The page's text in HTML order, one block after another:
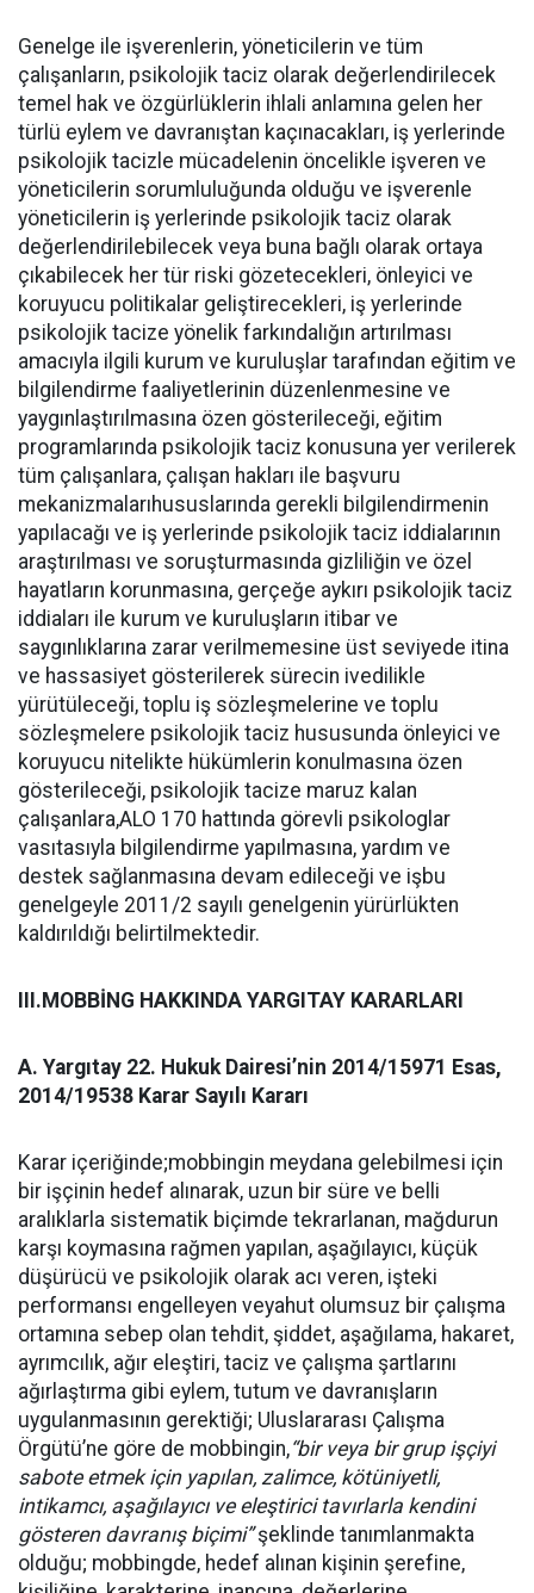
Genelge ile işverenlerin, yöneticilerin ve tüm
çalışanların, psikolojik taciz olarak değerlendirilecek
temel hak ve özgürlüklerin ihlali anlamına gelen her
türlü eylem ve davranıştan kaçınacakları, iş yerlerinde
psikolojik tacizle mücadelenin öncelikle işveren ve
yöneticilerin sorumluluğunda olduğu ve işverenle
yöneticilerin iş yerlerinde psikolojik taciz olarak
değerlendirilebilecek veya buna bağlı olarak ortaya
çıkabilecek her tür riski gözetecekleri, önleyici ve
koruyucu politikalar geliştirecekleri, iş yerlerinde
psikolojik tacize yönelik farkındalığın artırılması
amacıyla ilgili kurum ve kuruluşlar tarafından eğitim ve
bilgilendirme faaliyetlerinin düzenlenmesine ve
yaygınlaştırılmasına özen gösterileceği, eğitim
programlarında psikolojik taciz konusuna yer verilerek
tüm çalışanlara, çalışan hakları ile başvuru
mekanizmalarıhususlarında gerekli bilgilendirmenin
yapılacağı ve iş yerlerinde psikolojik taciz iddialarının
araştırılması ve soruşturmasında gizliliğin ve özel
hayatların korunmasına, gerçeğe aykırı psikolojik taciz
iddiaları ile kurum ve kuruluşların itibar ve
saygınlıklarına zarar verilmemesine üst seviyede itina
ve hassasiyet gösterilerek sürecin ivedilikle
yürütüleceği, toplu iş sözleşmelerine ve toplu
sözleşmelere psikolojik taciz hususunda önleyici ve
koruyucu nitelikte hükümlerin konulmasına özen
gösterileceği, psikolojik tacize maruz kalan
çalışanlara,ALO 170 hattında görevli psikologlar
vasıtasıyla bilgilendirme yapılmasına, yardım ve
destek sağlanmasına devam edileceği ve işbu
genelgeyle 2011/2 sayılı genelgenin yürürlükten
kaldırıldığı belirtilmektedir.
III.MOBBİNG HAKKINDA YARGITAY KARARLARI
A. Yargıtay 22. Hukuk Dairesi’nin 2014/15971 Esas,
2014/19538 Karar Sayılı Kararı
Karar içeriğinde;mobbingin meydana gelebilmesi için
bir işçinin hedef alınarak, uzun bir süre ve belli
aralıklarla sistematik biçimde tekrarlanan, mağdurun
karşı koymasına rağmen yapılan, aşağılayıcı, küçük
düşürücü ve psikolojik olarak acı veren, işteki
performansı engelleyen veyahut olumsuz bir çalışma
ortamına sebep olan tehdit, şiddet, aşağılama, hakaret,
ayrımcılık, ağır eleştiri, taciz ve çalışma şartlarını
ağırlaştırma gibi eylem, tutum ve davranışların
uygulanmasının gerektiği; Uluslararası Çalışma
Örgütü’ne göre de mobbingin,“bir veya bir grup işçiyi
sabote etmek için yapılan, zalimce, kötüniyetli,
intikamcı, aşağılayıcı ve eleştirici tavırlarla kendini
gösteren davranış biçimi” şeklinde tanımlanmakta
olduğu; mobbingde, hedef alınan kişinin şerefine,